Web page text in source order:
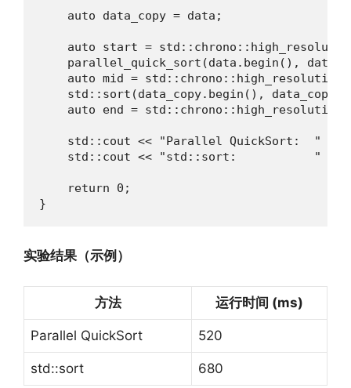
    auto data_copy = data;
auto start =
parallel_quick_sort(data.begin(),
auto mid =
std::sort(data_copy.begin(),
auto end =
std::cout << "Parallel QuickSort:  "
std::cout << "std::sort:           "
    return 0;
}
实验结果（示例）
方法 运行时间 (ms)
Parallel QuickSort 520
std::sort 680